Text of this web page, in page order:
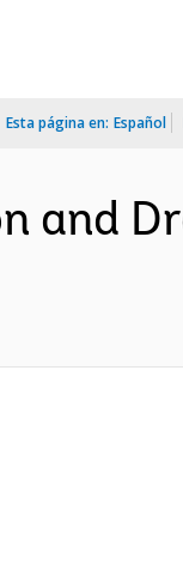
Esta página en: Español
and